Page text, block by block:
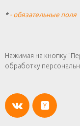
*- обязательные поля
Нажимая на кнопку
обработку